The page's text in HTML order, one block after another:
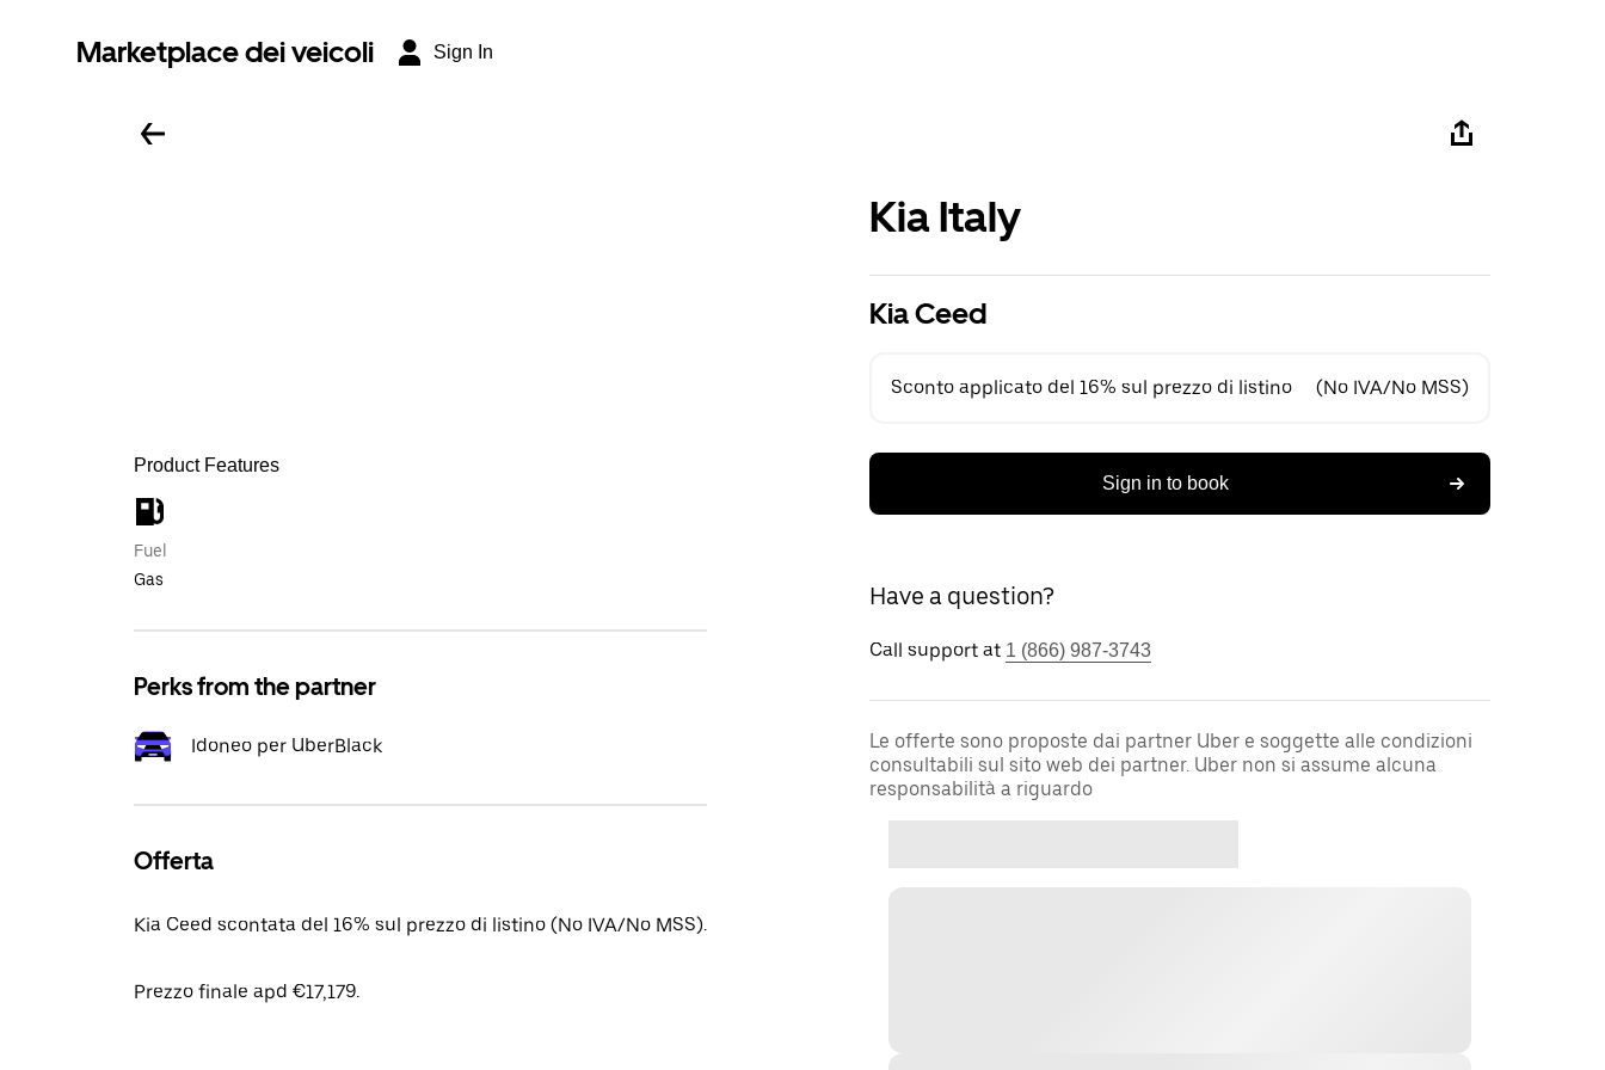
Marketplace dei veicoli Sign In
Product Features
Fuel
Gas
Perks from the partner
Idoneo per UberBlack
Offerta
Kia Ceed scontata del 16% sul prezzo di listino (No IVA/No MSS).
Prezzo finale apd €17,179.
Kia Italy
Kia Ceed
Sconto applicato del 16% sul prezzo di listino (No IVA/No MSS)
Sign in to book
Have a question?
Call support at 1 (866) 987-3743
Le offerte sono proposte dai partner Uber e soggette alle condizioni
consultabili sul sito web dei partner. Uber non si assume alcuna
responsabilità a riguardo